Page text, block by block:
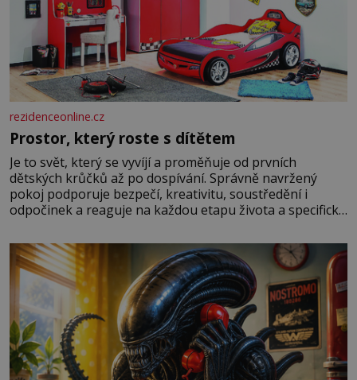
rezidenceonline.cz
Prostor, který roste s dítětem
Je to svět, který se vyvíjí a proměňuje od prvních
dětských krůčků až po dospívání. Správně navržený
pokoj podporuje bezpečí, kreativitu, soustředění i
odpočinek a reaguje na každou etapu života a specifické
měkkost a bezpečí, proto by pokoj miminka měl působit
především klidně a útulně. Předškolní věk je